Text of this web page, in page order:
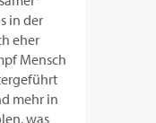
in der
eher
Mensch
mehr in
was